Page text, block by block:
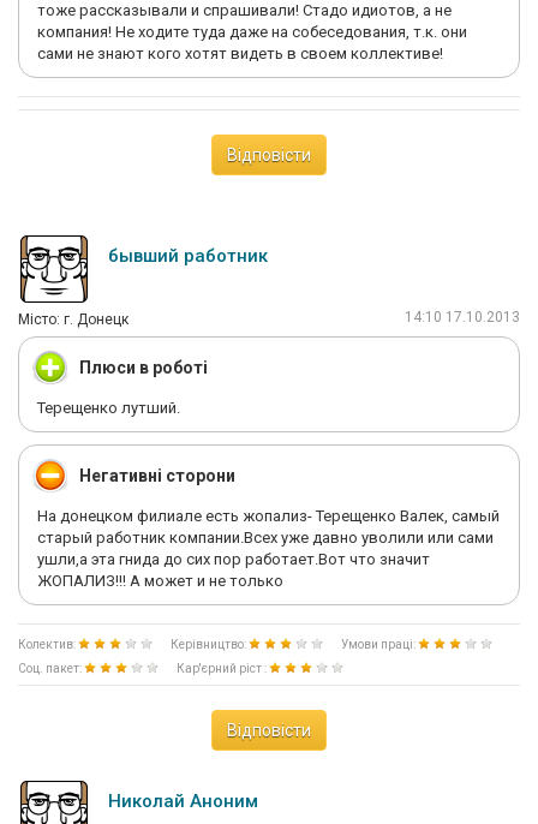
тоже рассказывали и спрашивали! Стадо идиотов, а не
компания! Не ходите туда даже на собеседования, т.к. они
сами не знают кого хотят видеть в своем коллективе!
Відповісти
бывший работник
Мiсто: г. Донецк 14:10 17.10.2013
Плюси в роботі
Терещенко лутший.
Негативні сторони
На донецком филиале есть жопализ- Терещенко Валек, самый
старый работник компании.Всех уже давно уволили или сами
ушли,а эта гнида до сих пор работает.Вот что значит
ЖОПАЛИЗ!!! А может и не только
Колектив: Керівництво:
Умови праці:
Соц. пакет:
Кар'єрний ріст :
Відповісти
Николай Аноним